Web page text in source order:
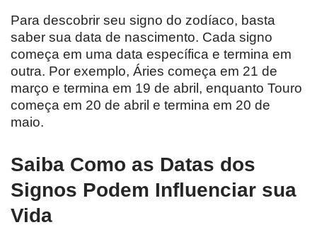
Para descobrir seu signo do zodíaco, basta
saber sua data de nascimento. Cada signo
começa em uma data específica e termina em
outra. Por exemplo, Áries começa em 21 de
março e termina em 19 de abril, enquanto Touro
começa em 20 de abril e termina em 20 de
maio.
Saiba Como as Datas dos
Signos Podem Influenciar sua
Vida